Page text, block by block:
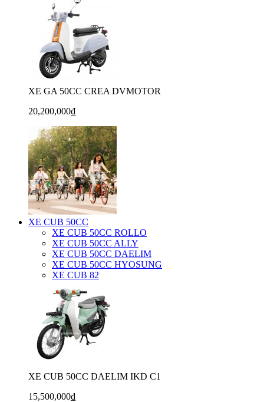
XE GA 50CC CREA DVMOTOR
20,200,000₫
XE CUB 50CC
XE CUB 50CC ROLLO
XE CUB 50CC ALLY
XE CUB 50CC DAELIM
XE CUB 50CC HYOSUNG
XE CUB 82
XE CUB 50CC DAELIM IKD C1
15,500,000₫